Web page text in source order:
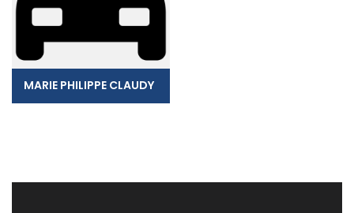
MARIE PHILIPPE CLAUDY